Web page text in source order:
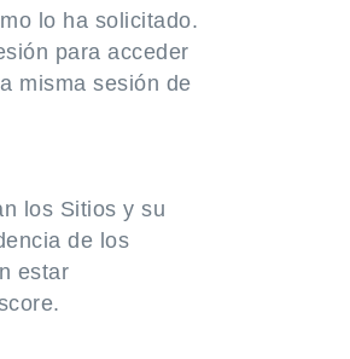
lo ha solicitado.
para acceder
misma sesión de
los Sitios y su
de los
estar